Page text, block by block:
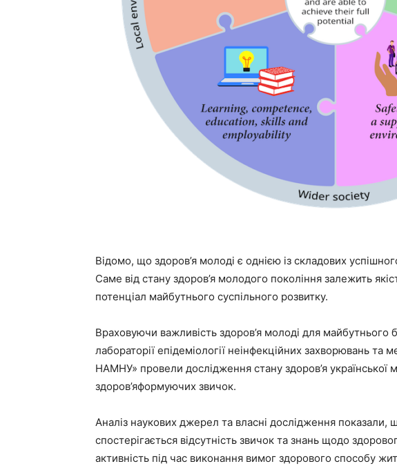
Відомо, що здоров’я молоді є однією із складових
Саме від стану здоров’я молодого покоління залежить
потенціал майбутнього суспільного розвитку.
Враховуючи важливість здоров’я молоді для майбутнього
лабораторії епідеміології неінфекційних захворювань та
НАМНУ» провели дослідження стану здоров’я української
здоров’яформуючих звичок.
Аналіз наукових джерел та власні дослідження
спостерігається відсутність звичок та знань щодо
активність під час виконання вимог здорового способу